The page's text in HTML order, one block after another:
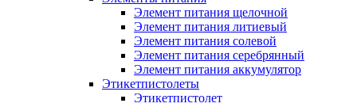
Элемент питания щелочной
Элемент питания литиевый
Элемент питания солевой
Элемент питания серебрянный
Элемент питания аккумулятор
Этикетпистолеты
Этикетпистолет